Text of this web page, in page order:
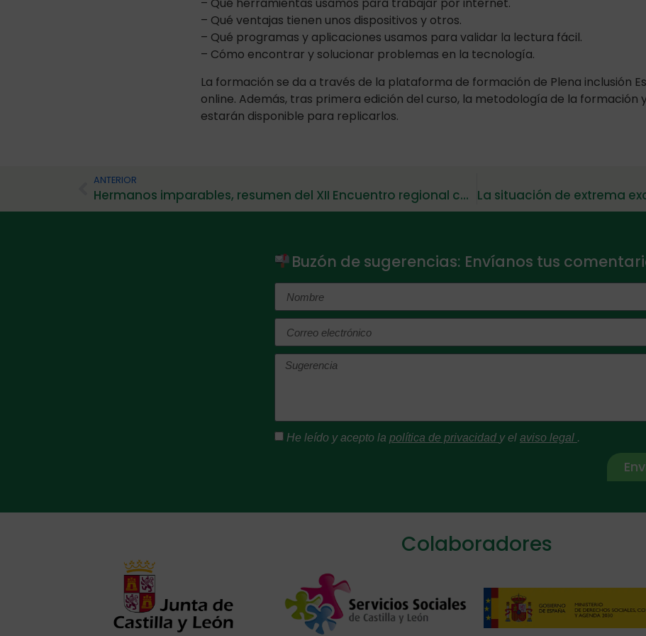
– Qué herramientas usamos para trabajar por internet.
– Qué ventajas tienen unos dispositivos y otros.
– Qué programas y aplicaciones usamos para validar la lectura fácil.
– Cómo encontrar y solucionar problemas en la tecnología.
La formación se da a través de la plataforma de formación de Plena inclusión
online. Además, tras primera edición del curso, la metodología de la formación
estarán disponible para replicarlos.
ANTERIOR
Hermanos imparables, resumen del XII Encuentro regional celebrado este sábado
Buzón de sugerencias: Envíanos tus
He leído y acepto la política de privacidad y el aviso legal .
Colaboradores